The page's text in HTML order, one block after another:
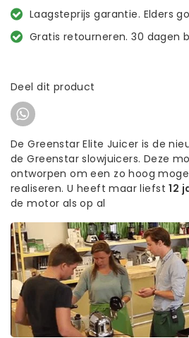
Laagsteprijs garantie. Elders
Gratis retourneren. 30 dagen
Deel dit product
De Greenstar Elite Juicer is de
de Greenstar slowjuicers. Deze
ontworpen om een zo hoog
realiseren. U heeft maar liefst12
de motor als op al